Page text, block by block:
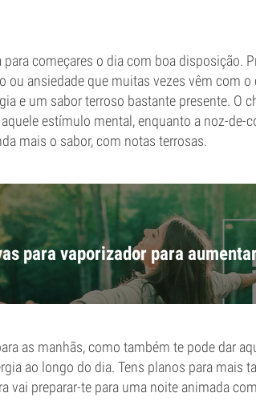
começares o dia com boa disposição.
ou ansiedade que muitas vezes vêm com o
e um sabor terroso bastante presente. O
estímulo mental, enquanto a noz-de-
mais o sabor, com notas terrosas.
para vaporizador para
as manhãs, como também te pode dar
ao longo do dia. Tens planos para mais
vai preparar-te para uma noite animada